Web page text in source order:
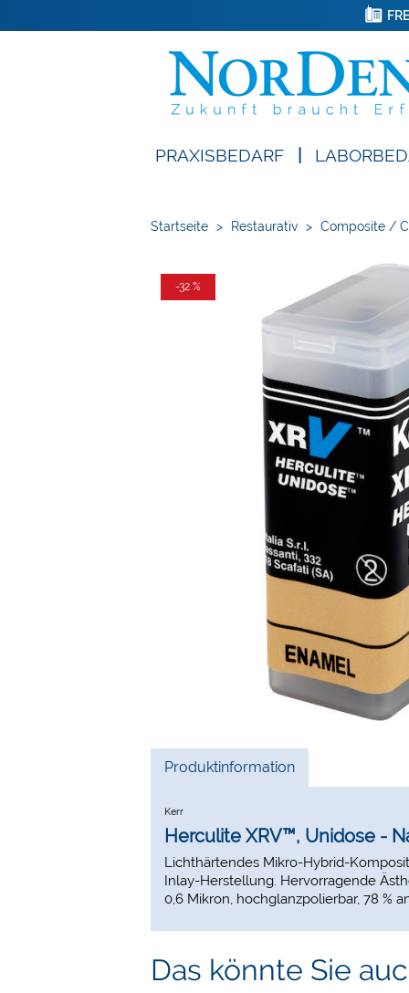
PRAXISBEDARF
Startseite > Restaurativ > Composite /
-32 %
Current
Produktinformation
Kerr
Herculite XRV™, Unidose -
Lichthärtendes Mikro-Hybrid-
Inlay-Herstellung. Hervorragende
0,6 Mikron, hochglanzpolierbar, 78 %
Das könnte Sie